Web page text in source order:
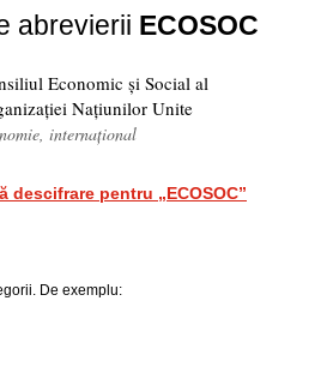
abrevierii ECOSOC
Economic și Social al
Națiunilor Unite
internațional
descifrare pentru „ECOSOC”
De exemplu: